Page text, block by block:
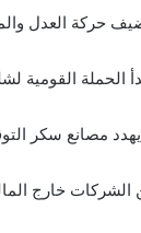
حركة العدل
الحملة
مصانع سكر